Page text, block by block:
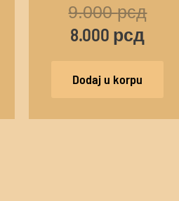
9.000рсд
8.000 рсд
Dodaj u korpu